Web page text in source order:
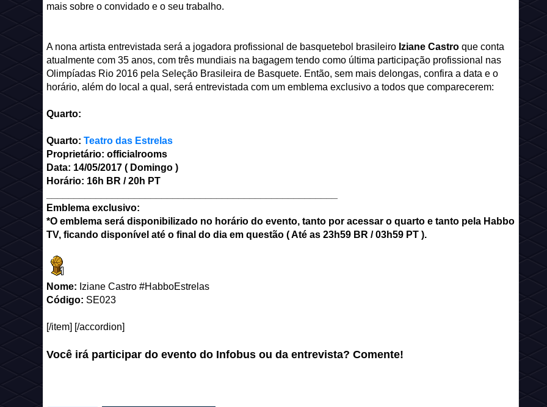
mais sobre o convidado e o seu trabalho.
A nona artista entrevistada será a jogadora profissional de basquetebol brasileiro Iziane Castro que conta
atualmente com 35 anos, com três mundiais na bagagem tendo como última participação profissional nas
Olimpíadas Rio 2016 pela Seleção Brasileira de Basquete. Então, sem mais delongas, confira a data e o
horário, além do local a qual, será entrevistada com um emblema exclusivo a todos que comparecerem:
Quarto:
Quarto: Teatro das Estrelas
Proprietário: officialrooms
Data: 14/05/2017 ( Domingo )
Horário: 16h BR / 20h PT
Emblema exclusivo:
*O emblema será disponibilizado no horário do evento, tanto por acessar o quarto e tanto pela Habbo
TV, ficando disponível até o final do dia em questão ( Até as 23h59 BR / 03h59 PT ).
Nome: Iziane Castro #HabboEstrelas
Código: SE023
[/item] [/accordion]
Você irá participar do evento do Infobus ou da entrevista? Comente!